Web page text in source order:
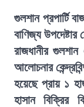
গুলশান প্রপার্টি
বাণিজ্য
রাজধানীর
আলোচনার
হয়েছে প্রায় ১
হাসান বিক্রির